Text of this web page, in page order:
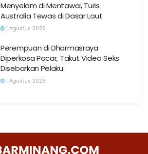
Menyelam di Mentawai, Turis
Australia Tewas di Dasar Laut
1 Agustus 2026
Perempuan di Dharmasraya
Diperkosa Pacar, Takut Video Seks
Disebarkan Pelaku
1 Agustus 2026